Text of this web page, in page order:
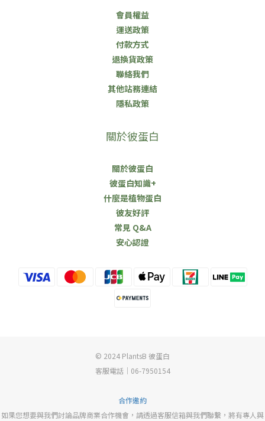
會員權益
運送政策
付款方式
退換貨政策
聯絡我們
其他站務連結
隱私政策
關於彼蛋白
關於彼蛋白
彼蛋白知識+
什麼是植物蛋白
彼友好評
常見 Q&A
安心認證
© 2024 PlantsB 彼蛋白
客服電話｜06-7950154
合作邀約
如果您想要與我們討論品牌商業合作機會，請透過客服信箱與我們聯繫，將有專人與